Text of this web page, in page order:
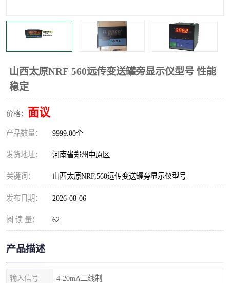
山西太原NRF 560远传变送罐旁显示仪型号 性能
稳定
价格： 面议
产品数量： 9999.00个
发货地址： 河南省郑州中原区
关键词： 山西太原NRF,560远传变送罐旁显示仪型号
发布日期： 2026-08-06
阅 读 量： 62
产品描述
输入信号 4-20mA二线制